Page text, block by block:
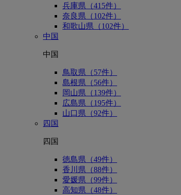
兵庫県（415件）
奈良県（102件）
和歌山県（102件）
中国
中国
鳥取県（57件）
島根県（56件）
岡山県（139件）
広島県（195件）
山口県（92件）
四国
四国
徳島県（49件）
香川県（88件）
愛媛県（99件）
高知県（48件）